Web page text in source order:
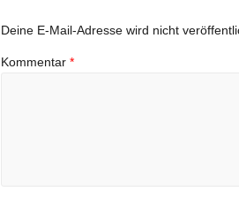
Deine E-Mail-Adresse wird nicht
Kommentar*